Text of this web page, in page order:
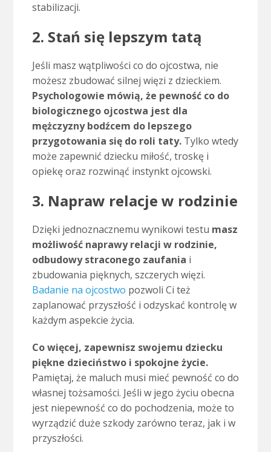
stabilizacji.
2. Stań się lepszym tatą
Jeśli masz wątpliwości co do ojcostwa, nie
możesz zbudować silnej więzi z dzieckiem.
Psychologowie mówią, że pewność co do
biologicznego ojcostwa jest dla
mężczyzny bodźcem do lepszego
przygotowania się do roli taty.Tylko wtedy
może zapewnić dziecku miłość, troskę i
opiekę oraz rozwinąć instynkt ojcowski.
3. Napraw relacje w rodzinie
Dzięki jednoznacznemu wynikowi testu masz
możliwość naprawy relacji w rodzinie,
odbudowy straconego zaufania i
zbudowania pięknych, szczerych więzi.
Badanie na ojcostwo pozwoli Ci też
zaplanować przyszłość i odzyskać kontrolę w
każdym aspekcie życia.
Co więcej, zapewnisz swojemu dziecku
piękne dzieciństwo i spokojne życie.
Pamiętaj, że maluch musi mieć pewność co do
własnej tożsamości. Jeśli w jego życiu obecna
jest niepewność co do pochodzenia, może to
wyrządzić duże szkody zarówno teraz, jak i w
przyszłości.